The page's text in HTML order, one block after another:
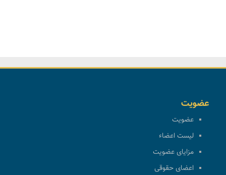
عضویت
عضویت
لیست اعضاء
مزایای عضویت
اعضای حقوقی